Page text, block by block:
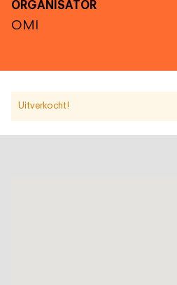
ORGANISATOR
OMI
Uitverkocht!